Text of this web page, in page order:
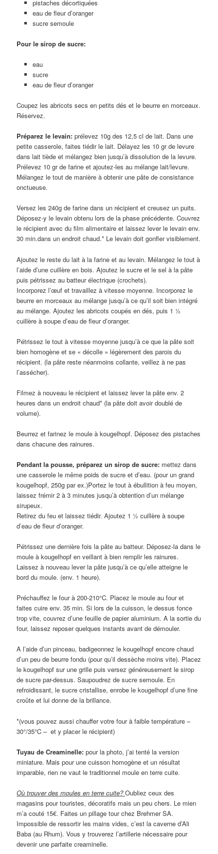
pistaches décortiquées
eau de fleur d’oranger
sucre semoule
Pour le sirop de sucre:
eau
sucre
eau de fleur d’oranger
Coupez les abricots secs en petits dés et le beurre en morceaux.
Réservez.
Préparez le levain: prélevez 10g des 12,5 cl de lait. Dans une
petite casserole, faites tiédir le lait. Délayez les 10 gr de levure
dans lait tiède et mélangez bien jusqu’à dissolution de la levure.
Prélevez 10 gr de farine et ajoutez-les au mélange lait/levure.
Mélangez le tout de manière à obtenir une pâte de consistance
onctueuse.
Versez les 240g de farine dans un récipient et creusez un puits.
Déposez-y le levain obtenu lors de la phase précédente. Couvrez
le récipient avec du film alimentaire et laissez lever le levain env.
30 min.dans un endroit chaud.* Le levain doit gonfler visiblement.
Ajoutez le reste du lait à la farine et au levain. Mélangez le tout à
l’aide d’une cuillère en bois. Ajoutez le sucre et le sel à la pâte
puis pétrissez au batteur électrique (crochets).
Incorporez l’œuf et travaillez à vitesse moyenne. Incorporez le
beurre en morceaux au mélange jusqu’à ce qu’il soit bien intégré
au mélange. Ajoutez les abricots coupés en dés, puis 1 ½
cuillère à soupe d’eau de fleur d’oranger.
Pétrissez le tout à vitesse moyenne jusqu’à ce que la pâte soit
bien homogène et se « décolle » légèrement des parois du
récipient. (la pâte reste néanmoins collante, veillez à ne pas
l’assécher).
Filmez à nouveau le récipient et laissez lever la pâte env. 2
heures dans un endroit chaud* (la pâte doit avoir doublé de
volume).
Beurrez et farinez le moule à kougelhopf. Déposez des pistaches
dans chacune des rainures.
Pendant la pousse, préparez un sirop de sucre: mettez dans
une casserole le même poids de sucre et d’eau. (pour un grand
kougelhopf, 250g par ex.)Portez le tout à ébullition à feu moyen,
laissez frémir 2 à 3 minutes jusqu’à obtention d’un mélange
sirupeux.
Retirez du feu et laissez tiédir. Ajoutez 1 ½ cuillère à soupe
d’eau de fleur d’oranger.
Pétrissez une dernière fois la pâte au batteur. Déposez-la dans le
moule à kougelhopf en veillant à bien remplir les rainures.
Laissez à nouveau lever la pâte jusqu’à ce qu’elle atteigne le
bord du moule. (env. 1 heure).
Préchauffez le four à 200-210°C. Placez le moule au four et
faites cuire env. 35 min. Si lors de la cuisson, le dessus fonce
trop vite, couvrez d’une feuille de papier aluminium. A la sortie du
four, laissez reposer quelques instants avant de démouler.
A l’aide d’un pinceau, badigeonnez le kougelhopf encore chaud
d’un peu de beurre fondu (pour qu’il dessèche moins vite). Placez
le kougelhopf sur une grille puis versez généreusement le sirop
de sucre par-dessus. Saupoudrez de sucre semoule. En
refroidissant, le sucre cristallise, enrobe le kougelhopf d’une fine
croûte et lui donne de la brillance.
*(vous pouvez aussi chauffer votre four à faible température –
30°/35°C – et y placer le récipient)
Tuyau de Creaminelle: pour la photo, j’ai tenté la version
miniature. Mais pour une cuisson homogène et un résultat
imparable, rien ne vaut le traditionnel moule en terre cuite.
Où trouver des moules en terre cuite? Oubliez ceux des
magasins pour touristes, décoratifs mais un peu chers. Le mien
m’a couté 15€. Faites un pillage tour chez Brehmer SA.
Impossible de ressortir les mains vides, c’est la caverne d’Ali
Baba (au Rhum). Vous y trouverez l’artillerie nécessaire pour
devenir une parfaite creaminelle.